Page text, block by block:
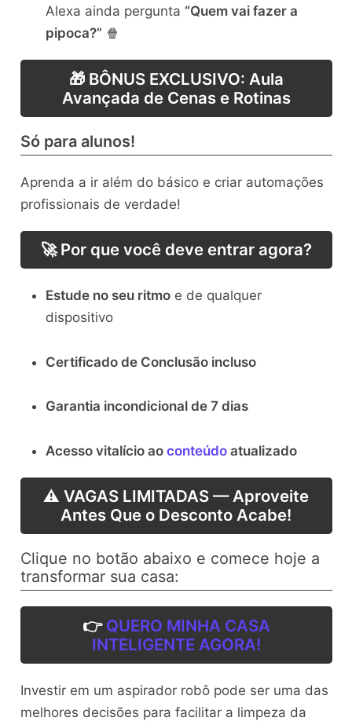
Alexa ainda pergunta “Quem vai fazer a
pipoca?” 🍿
🎁 BÔNUS EXCLUSIVO: Aula
Avançada de Cenas e Rotinas
Só para alunos!
Aprenda a ir além do básico e criar automações
profissionais de verdade!
🚀 Por que você deve entrar agora?
Estude no seu ritmoe de qualquer
dispositivo
Certificado de Conclusão incluso
Garantia incondicional de 7 dias
Acesso vitalício ao conteúdoatualizado
⚠️ VAGAS LIMITADAS — Aproveite
Antes Que o Desconto Acabe!
Clique no botão abaixo e comece hoje a
transformar sua casa:
👉 QUERO MINHA CASA
INTELIGENTE AGORA!
Investir em um aspirador robô pode ser uma das
melhores decisões para facilitar a limpeza da